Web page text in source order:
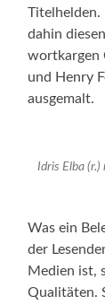
Titelhelden.
dahin
wortkargen
und Henry
ausgemalt.
Idris Elba
Was ein
der
Medien ist,
Qualitäten.